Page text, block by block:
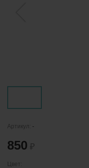
Артикул: -
850 ₽
Цвет: